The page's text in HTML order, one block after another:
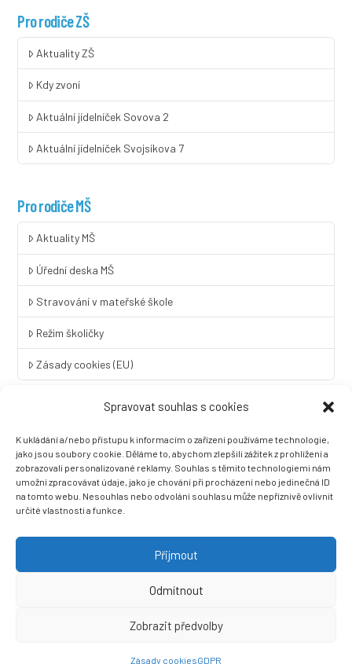
Spravovat souhlas s cookies
K ukládání a/nebo přístupu k informacím o zařízení používáme technologie,
jako jsou soubory cookie. Děláme to, abychom zlepšili zážitek z prohlížení a
zobrazovali personalizované reklamy. Souhlas s těmito technologiemi nám
umožní zpracovávat údaje, jako je chování při procházení nebo jedinečná ID
na tomto webu. Nesouhlas nebo odvolání souhlasu může nepříznivě ovlivnit
určité vlastnosti a funkce.
Přijmout
Odmítnout
Zobrazit předvolby
Zásady cookiesGDPR
Pro rodiče ZŠ
Aktuality ZŠ
Kdy zvoní
Aktuální jídelníček Sovova 2
Aktuální jídelníček Svojsíkova 7
Pro rodiče MŠ
Aktuality MŠ
Úřední deska MŠ
Stravování v mateřské škole
Režim školičky
Zásady cookies (EU)
LINGUA UNIVERSAL soukromá základní škola a mateřská škola
s.r.o.
Sovova 2
412 01 Litoměřice
+420 416 733 690
datová schránka: 3vnipkd
Než zazvoní, s.r.o.